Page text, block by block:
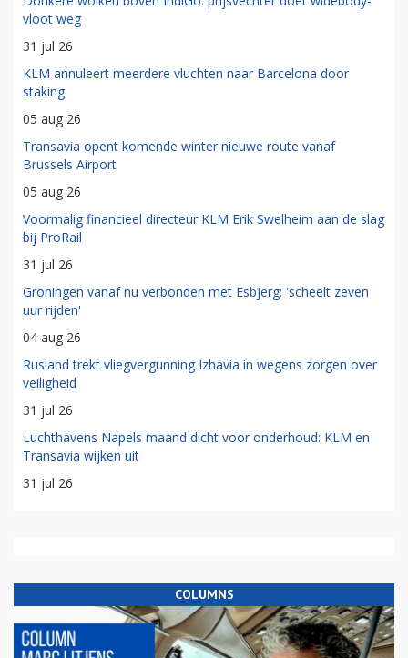
vloot weg
31 jul 26
KLM annuleert meerdere vluchten naar Barcelona door
staking
05 aug 26
Transavia opent komende winter nieuwe route vanaf
Brussels Airport
05 aug 26
Voormalig financieel directeur KLM Erik Swelheim aan de slag
bij ProRail
31 jul 26
Groningen vanaf nu verbonden met Esbjerg: 'scheelt zeven
uur rijden'
04 aug 26
Rusland trekt vliegvergunning Izhavia in wegens zorgen over
veiligheid
31 jul 26
Luchthavens Napels maand dicht voor onderhoud: KLM en
Transavia wijken uit
31 jul 26
COLUMNS